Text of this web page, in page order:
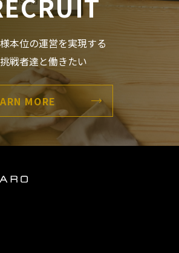
本位の運営を実現する
挑戦者達と働きたい
MORE